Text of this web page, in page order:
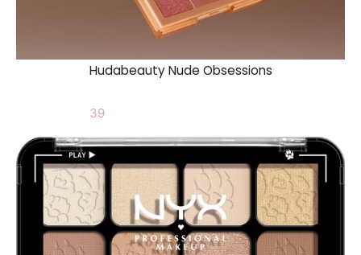
Hudabeauty Nude Obsessions
39